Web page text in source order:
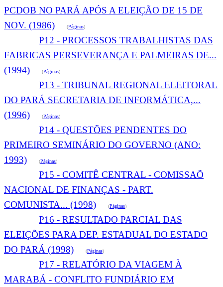
PCDOB NO PARÁ APÓS A ELEIÇÃO DE 15 DE
NOV. (1986) (Páginas)
P12 - PROCESSOS TRABALHISTAS DAS
FABRICAS PERSEVERANÇA E PALMEIRAS DE...
(1994) (Páginas)
P13 - TRIBUNAL REGIONAL ELEITORAL
DO PARÁ SECRETARIA DE INFORMÁTICA,...
(1996) (Páginas)
P14 - QUESTÕES PENDENTES DO
PRIMEIRO SEMINÁRIO DO GOVERNO (ANO:
1993) (Páginas)
P15 - COMITÊ CENTRAL - COMISSAÕ
NACIONAL DE FINANÇAS - PART.
COMUNISTA... (1998) (Páginas)
P16 - RESULTADO PARCIAL DAS
ELEIÇÕES PARA DEP. ESTADUAL DO ESTADO
DO PARÁ (1998) (Páginas)
P17 - RELATÓRIO DA VIAGEM À
MARABÁ - CONFLITO FUNDIÁRIO EM